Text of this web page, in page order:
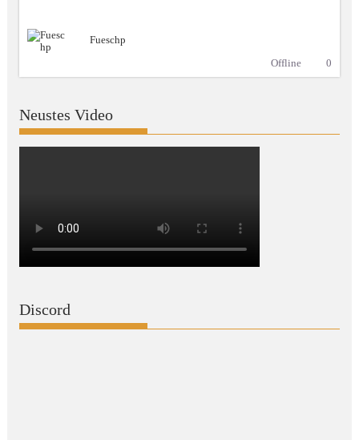
Fueschp
Offline
0
Neustes Video
Discord